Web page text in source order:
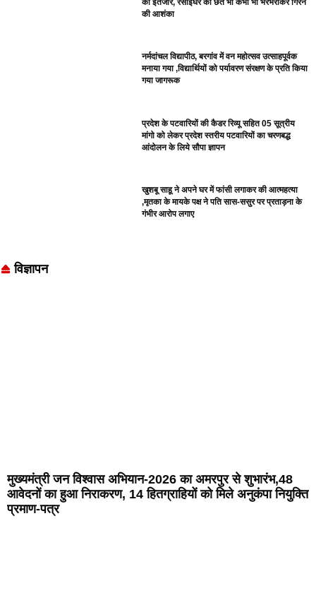
की आशंका
नर्मदांचल विद्यापीठ, बरगांव में वन महोत्सव उत्साहपूर्वक
मनाया गया ,विद्यार्थियों को पर्यावरण संरक्षण के प्रति किया
गया जागरूक
प्रदेश के पटवारियों की कैडर रिव्यू सहित 05 सूत्रीय
मांगो को लेकर प्रदेश स्तरीय पटवारियों का चरणबद्ध
आंदोलन के लिये सौपा ज्ञापन
खुशबू साहू ने अपने घर में फांसी लगाकर की आत्महत्या
,मृतका के मायके पक्ष ने पति सास-ससुर पर प्रताड़ना के
गंभीर आरोप लगाए
विज्ञापन
मुख्यमंत्री जन विश्वास अभियान-2026 का अमरपुर से शुभारंभ,48
आवेदनों का हुआ निराकरण, 14 हितग्राहियों को मिले अनुकंपा नियुक्ति
प्रमाण-पत्र